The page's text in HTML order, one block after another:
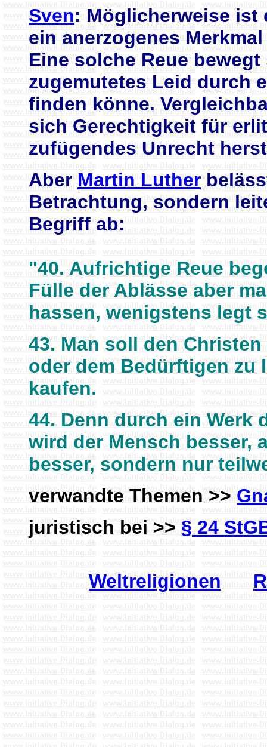
Sven: Möglicherweise ist
ein anerzogenes
Eine solche Reue
zugemutetes Leid durch
finden könne.
sich Gerechtigkeit für
zufügendes Unrecht
Aber Martin Luther
Betrachtung, sondern
Begriff ab:
"40. Aufrichtige Reue
Fülle der Ablässe aber
hassen, wenigstens legt
43. Man soll den
oder dem Bedürftigen zu
kaufen.
44. Denn durch ein Werk
wird der Mensch besser,
besser, sondern nur
verwandte Themen >>
juristisch bei >> § 24
Weltreligionen